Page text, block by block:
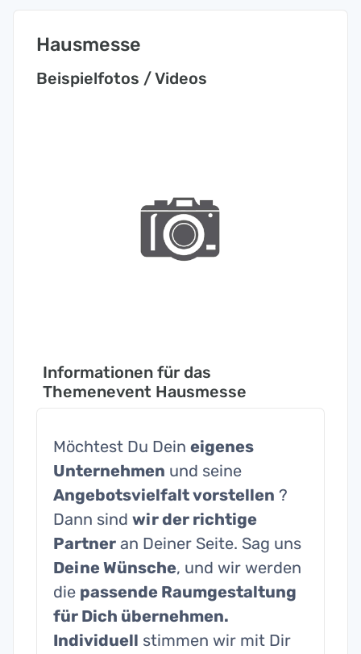
Hausmesse
Beispielfotos / Videos
Informationen für das
Themenevent Hausmesse
Möchtest Du Dein eigenes
Unternehmen und seine
Angebotsvielfalt vorstellen ?
Dann sind wir der richtige
Partner an Deiner Seite. Sag uns
Deine Wünsche, und wir werden
die passende Raumgestaltung
für Dich übernehmen.
Individuell stimmen wir mit Dir